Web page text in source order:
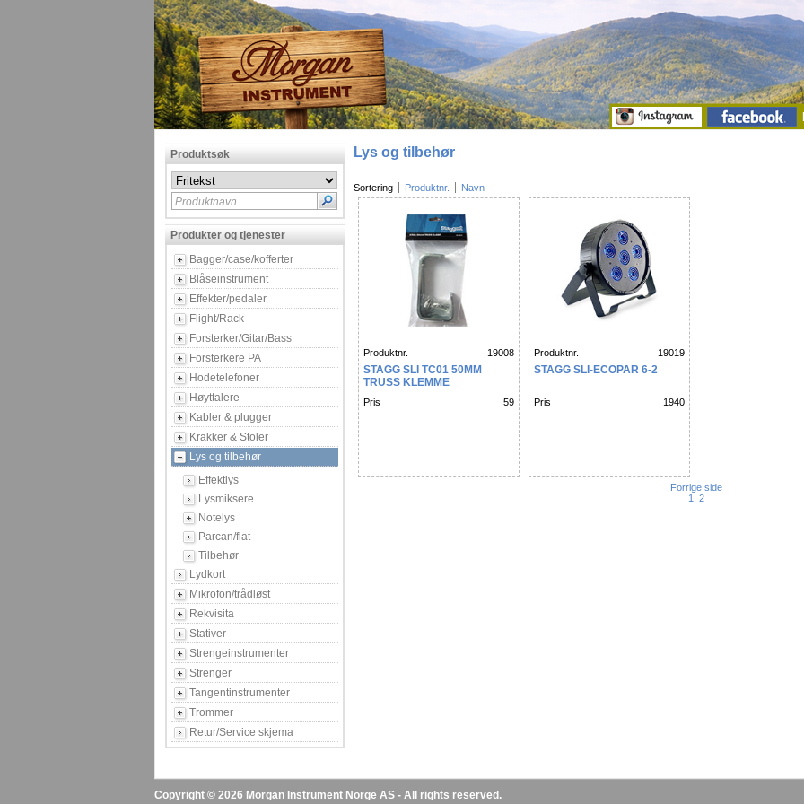
|
Produktsøk
Produktnavn
Produkter og tjenester
Bagger/case/kofferter
Blåseinstrument
Effekter/pedaler
Flight/Rack
Forsterker/Gitar/Bass
Forsterkere PA
Hodetelefoner
Høyttalere
Kabler & plugger
Krakker & Stoler
Lys og tilbehør
Effektlys
Lysmiksere
Notelys
Parcan/flat
Tilbehør
Lydkort
Mikrofon/trådløst
Rekvisita
Stativer
Strengeinstrumenter
Strenger
Tangentinstrumenter
Trommer
Retur/Service skjema
Lys og tilbehør
Sortering Produktnr. Navn
Produktnr. 19008
STAGG SLI TC01 50MM
TRUSS KLEMME
Pris 59
Produktnr. 19019
STAGG SLI-ECOPAR 6-2
Pris 1940
Forrige side
1
2
Copyright © 2026 Morgan Instrument Norge AS - All rights reserved.